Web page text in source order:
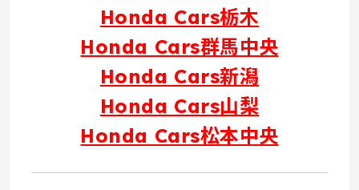
Honda Cars栃木
Honda Cars群馬中央
Honda Cars新潟
Honda Cars山梨
Honda Cars松本中央